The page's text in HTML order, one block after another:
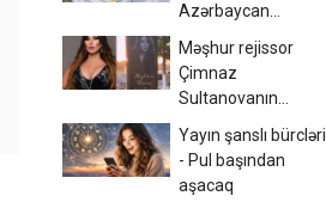
Azərbaycan
Məşhur rejissor
Çimnaz
Sultanovanın
paylaşdı
Yayın şanslı bürcləri
- Pul başından
aşacaq